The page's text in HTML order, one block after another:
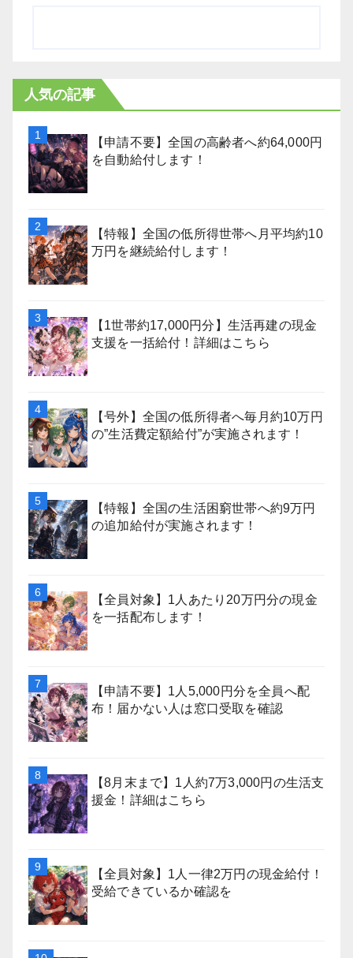
人気の記事
【申請不要】全国の高齢者へ約64,000円
を自動給付します！
【特報】全国の低所得世帯へ月平均約10
万円を継続給付します！
【1世帯約17,000円分】生活再建の現金
支援を一括給付！詳細はこちら
【号外】全国の低所得者へ毎月約10万円
の”生活費定額給付”が実施されます！
【特報】全国の生活困窮世帯へ約9万円
の追加給付が実施されます！
【全員対象】1人あたり20万円分の現金
を一括配布します！
【申請不要】1人5,000円分を全員へ配
布！届かない人は窓口受取を確認
【8月末まで】1人約7万3,000円の生活支
援金！詳細はこちら
【全員対象】1人一律2万円の現金給付！
受給できているか確認を